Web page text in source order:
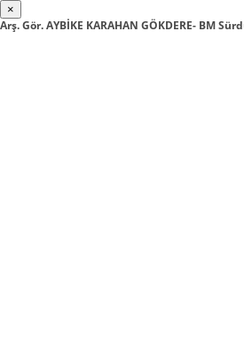
×
Arş. Gör. AYBİKE KARAHAN GÖKDERE- BM